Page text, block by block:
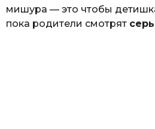
мишура — это чтобы
пока родители смотрят